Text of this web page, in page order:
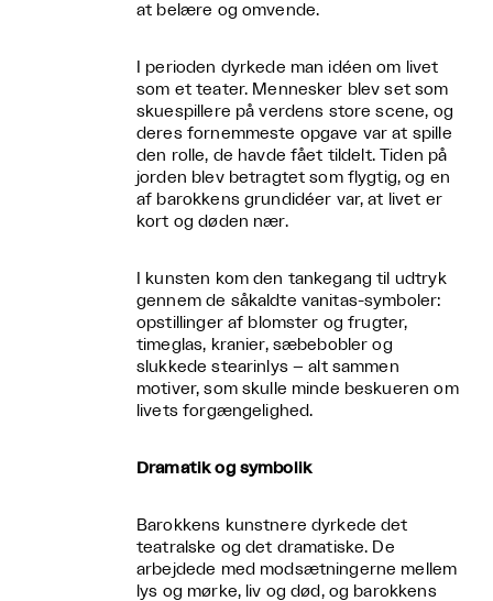
at belære og omvende.
I perioden dyrkede man idéen om livet
som et teater. Mennesker blev set som
skuespillere på verdens store scene, og
deres fornemmeste opgave var at spille
den rolle, de havde fået tildelt. Tiden på
jorden blev betragtet som flygtig, og en
af barokkens grundidéer var, at livet er
kort og døden nær.
I kunsten kom den tankegang til udtryk
gennem de såkaldte vanitas-symboler:
opstillinger af blomster og frugter,
timeglas, kranier, sæbebobler og
slukkede stearinlys – alt sammen
motiver, som skulle minde beskueren om
livets forgængelighed.
Dramatik og symbolik
Barokkens kunstnere dyrkede det
teatralske og det dramatiske. De
arbejdede med modsætningerne mellem
lys og mørke, liv og død, og barokkens